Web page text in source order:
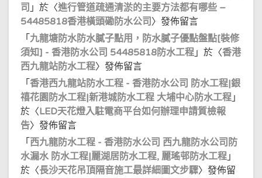
司 」於〈進行管道疏通清淤的主要方法都有哪些 –
54485818香港橫頭磡防水公司 〉發佈留言
「 九龍塘防水防水膩子點用，防水膩子優點盤點[裝修
須知] - 香港防水公司 54485818防水工程 」於〈香港
西九龍站防水工程〉發佈留言
「 香港西九龍站防水工程 - 香港防水公司 防水工程|銀
禧花園防水工程|新港城防水工程 大埔中心防水工程 」
於〈LED天花燈入駐電商平台如何辦理申請質檢報
告〉發佈留言
「 西九龍防水工程 - 香港防水公司 西九龍防水公司防
水漏水 防水工程|麗湖居防水工程, 麗瑤邨防水工程 」
於〈長沙天花吊頂隔音施工最詳細圖文步驟〉發佈留